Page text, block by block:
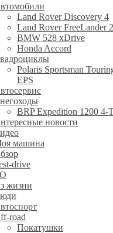
Land Rover Discovery 4
Land Rover FreeLander 2
BMW 528 xDrive
Honda Accord
Polaris Sportsman
EPS
BRP Expedition 1200 4-
новости
машина
drive
жизни
road
Покатушки